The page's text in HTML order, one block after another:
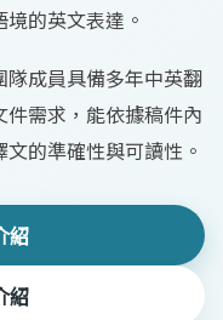
的英文表達。
成員具備多年中英翻
需求，能依據稿件內
的準確性與可讀性。
紹
紹